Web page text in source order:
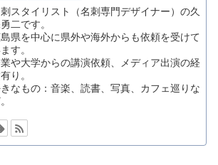
スタイリスト（名刺専門デザイナー）の久
二です。
県を中心に県外や海外からも依頼を受けて
す。
や大学からの講演依頼、メディア出演の経
り。
なもの：音楽、読書、写真、カフェ巡りな